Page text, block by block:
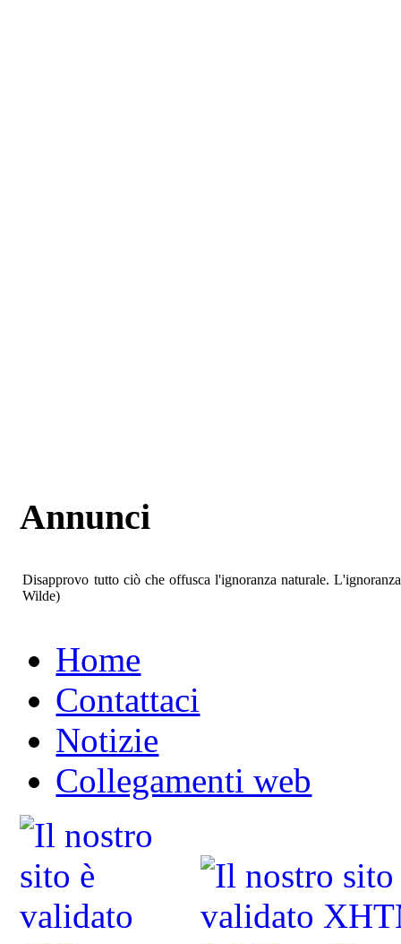
Annunci
Disapprovo tutto ciò che offusca l'ignoranza naturale.
Wilde)
Home
Contattaci
Notizie
Collegamenti web